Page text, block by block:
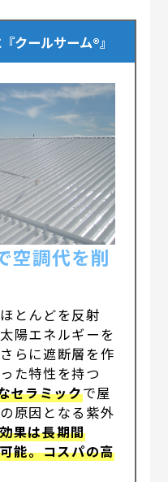
クールサーム®』
空調代を削
とんどを反射
陽エネルギーを
らに遮断層を作
た特性を持つ
セラミックで屋
原因となる紫外
果は長期間
能。コスパの高